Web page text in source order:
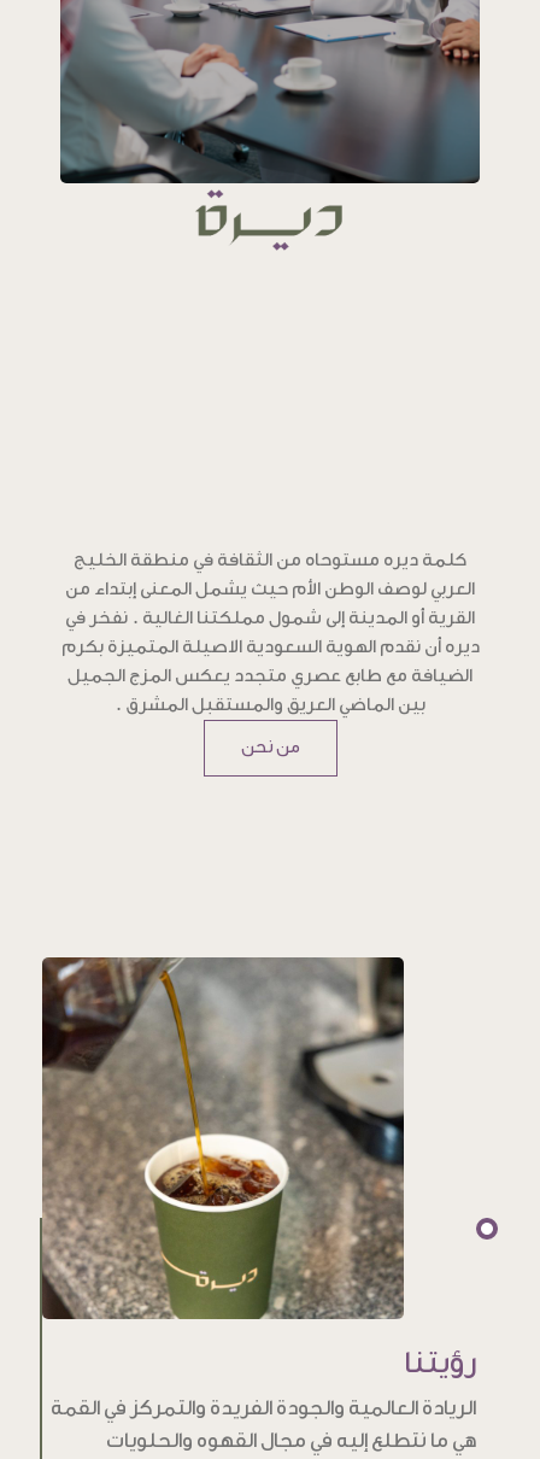
كلمة ديره مستوحاه من الثقافة في منطقة الخليج
العربي لوصف الوطن الأم حيث يشمل المعنى إبتداء من
القرية أو المدينة إلى شمول مملكتنا الغالية . نفخر في
ديره أن نقدم الهوية السعودية الاصيلة المتميزة بكرم
الضيافة مع طابع عصري متجدد يعكس المزج الجميل
بين الماضي العريق والمستقبل المشرق .
من نحن
رؤيتنا
الريادة العالمية والجودة الفريدة والتمركز في القمة
هي ما نتطلع إليه في مجال القهوه والحلويات